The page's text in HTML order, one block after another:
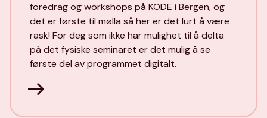
foredrag og workshops på KODE i Bergen, og
det er første til mølla så her er det lurt å være
rask! For deg som ikke har mulighet til å delta
på det fysiske seminaret er det mulig å se
første del av programmet digitalt.